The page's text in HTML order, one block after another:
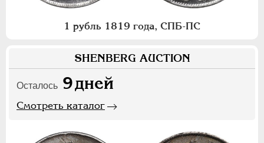
1 рубль 1819 года, СПБ-ПС
SHENBERG AUCTION
Осталось 9дней
Смотреть каталог